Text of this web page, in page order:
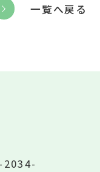
一覧へ戻る
2034-